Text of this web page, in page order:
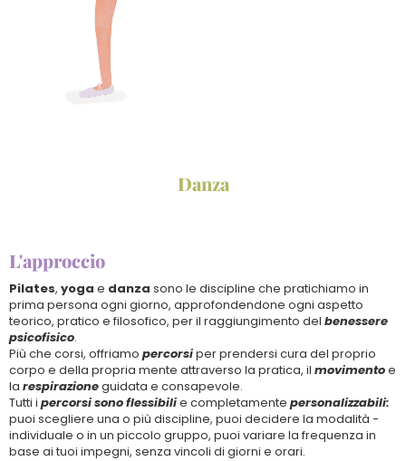
Danza
L'approccio
Pilates, yoga e danza sono le discipline che pratichiamo in
prima persona ogni giorno, approfondendone ogni aspetto
teorico, pratico e filosofico, per il raggiungimento del benessere
psicofisico.
Più che corsi, offriamo percorsiper prendersi cura del proprio
corpo e della propria mente attraverso la pratica, il movimentoe
la respirazioneguidata e consapevole.
Tutti i percorsisonoflessibilie completamente personalizzabili:
puoi scegliere una o più discipline, puoi decidere la modalità -
individuale o in un piccolo gruppo, puoi variare la frequenza in
base ai tuoi impegni, senza vincoli di giorni e orari.